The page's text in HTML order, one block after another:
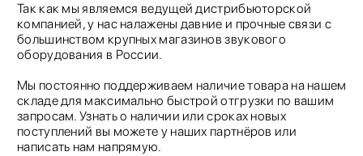
Так как мы являемся ведущей дистрибьюторской
компанией, у нас налажены давние и прочные связи с
большинством крупных магазинов звукового
оборудования в России.
Мы постоянно поддерживаем наличие товара на нашем
складе для максимально быстрой отгрузки по вашим
запросам. Узнать о наличии или сроках новых
поступлений вы можете у наших партнёров или
написать нам напрямую.